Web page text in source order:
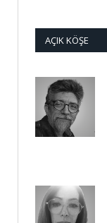
AÇIK KÖŞE